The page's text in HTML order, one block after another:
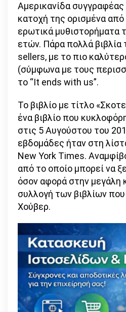
Αμερικανίδα
κατοχή της ορισμένα
ερωτικά μυθιστορήματα
ετών. Πάρα πολλά βιβλία
sellers, με το πιο
(σύμφωνα με τους
το “It ends with us”.
Το βιβλίο με τίτλο
ένα βιβλίο που
στις 5 Αυγούστου του
εβδομάδες ήταν στη
New York Times.
από το οποίο μπορεί να
όσον αφορά στην μεγάλη
συλλογή των βιβλίων που
Χούβερ.